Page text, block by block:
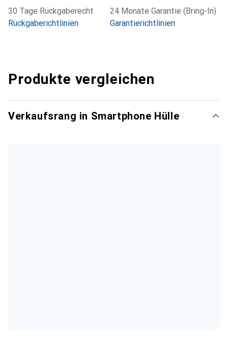
30 Tage Rückgaberecht
Rückgaberichtlinien
24 Monate Garantie (Bring-In)
Garantierichtlinien
Produkte vergleichen
Verkaufsrang in Smartphone Hülle